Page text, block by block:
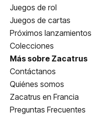
Juegos de rol
Juegos de cartas
Próximos lanzamientos
Colecciones
Más sobre Zacatrus
Contáctanos
Quiénes somos
Zacatrus en Francia
Preguntas Frecuentes